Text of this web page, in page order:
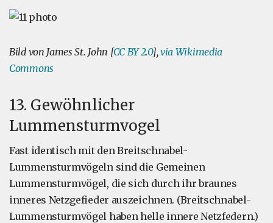
Bild von James St. John [CC BY 2.0],via Wikimedia
Commons
13. Gewöhnlicher
Lummensturmvogel
Fast identisch mit den Breitschnabel-
Lummensturmvögeln sind die Gemeinen
Lummensturmvögel, die sich durch ihr braunes
inneres Netzgefieder auszeichnen. (Breitschnabel-
Lummensturmvögel haben helle innere Netzfedern.)